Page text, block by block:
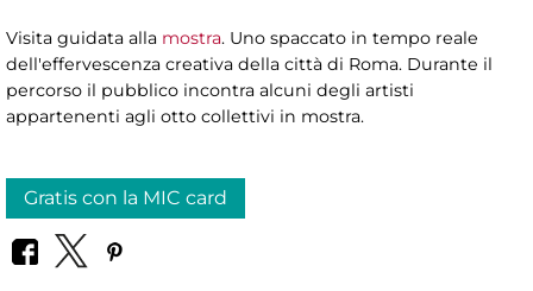
Visita guidata alla mostra. Uno spaccato in tempo reale
dell'effervescenza creativa della città di Roma. Durante il
percorso il pubblico incontra alcuni degli artisti
appartenenti agli otto collettivi in mostra.
Gratis con la MIC card